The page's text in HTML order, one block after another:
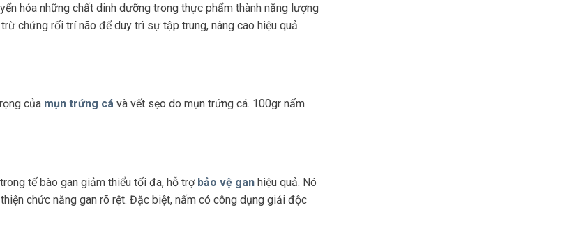
hóa những chất dinh dưỡng trong thực phẩm thành năng lượng
chứng rối trí não để duy trì sự tập trung, nâng cao hiệu quả
của mụn trứng cá và vết sẹo do mụn trứng cá. 100gr nấm
tế bào gan giảm thiểu tối đa, hỗ trợ bảo vệ gan hiệu quả. Nó
chức năng gan rõ rệt. Đặc biệt, nấm có công dụng giải độc